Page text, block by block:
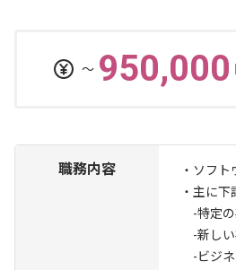
〜 950,000
職務内容
・ソフ
・主に
-特定の
-新しい
-ビジネ